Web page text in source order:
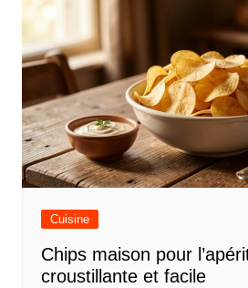
Cuisine
Chips maison pour
croustillante et facile